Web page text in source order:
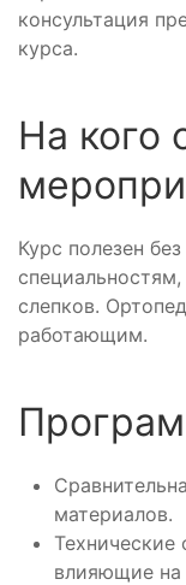
консультация
курса.
На кого
Курс полезен
слепков.
работающим.
материалов.
Технические
влияющие на